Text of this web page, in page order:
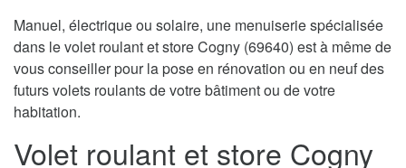
Manuel, électrique ou solaire, une menuiserie spécialisée
dans le volet roulant et store Cogny (69640) est à même de
vous conseiller pour la pose en rénovation ou en neuf des
futurs volets roulants de votre bâtiment ou de votre
habitation.
Volet roulant et store Cogny